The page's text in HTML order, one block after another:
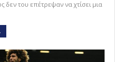
δεν του επέτρεψαν να χτίσει μια